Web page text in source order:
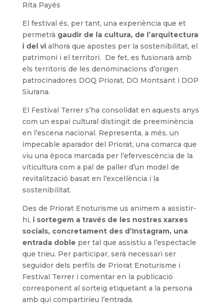
Rita Payés
El festival és, per tant, una experiència que et
permetrà gaudir de la cultura, de l’arquitectura
i del vi alhora que apostes per la sostenibilitat, el
patrimoni i el territori. De fet, es fusionarà amb
els territoris de les denominacions d’origen
patrocinadores DOQ Priorat, DO Montsant i DOP
Siurana.
El Festival Terrer s’ha consolidat en aquests anys
com un espai cultural distingit de preeminència
en l’escena nacional. Representa, a més, un
impecable aparador del Priorat, una comarca que
viu una època marcada per l’efervescència de la
viticultura com a pal de paller d’un model de
revitalització basat en l’excel·lència i la
sostenibilitat.
Des de Priorat Enoturisme us animem a assistir-
hi, i sortegem a través de les nostres xarxes
socials, concretament des d’Instagram, una
entrada doble per tal que assistiu a l’espectacle
que trieu. Per participar, serà necessari ser
seguidor dels perfils de Priorat Enoturisme i
Festival Terrer i comentar en la publicació
corresponent al sorteig etiquetant a la persona
amb qui compartiríeu l’entrada.